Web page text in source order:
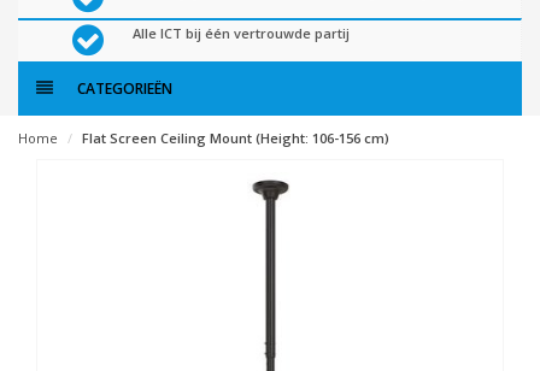
Alle ICT bij één vertrouwde partij
CATEGORIEËN
Home Flat Screen Ceiling Mount (Height: 106-156 cm)